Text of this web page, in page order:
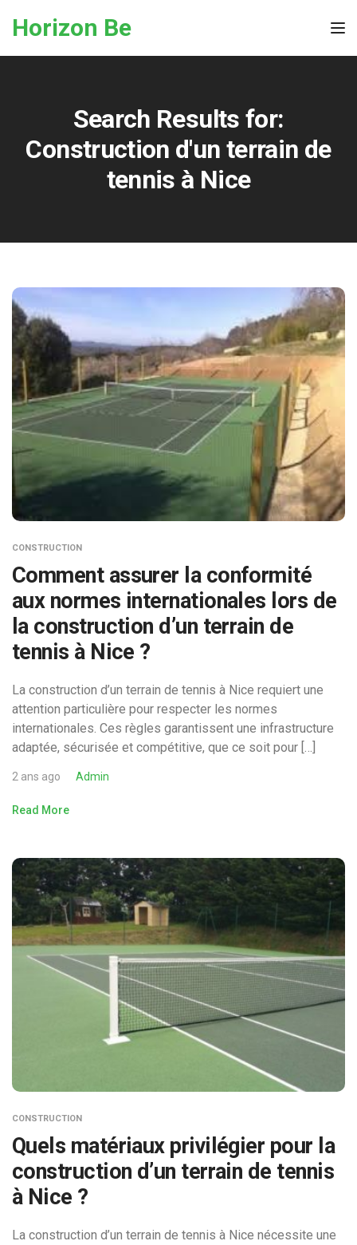
Horizon Be
Search Results for:
Construction d'un terrain de
tennis à Nice
CONSTRUCTION
Comment assurer la conformité
aux normes internationales lors de
la construction d’un terrain de
tennis à Nice ?
La construction d’un terrain de tennis à Nice requiert une
attention particulière pour respecter les normes
internationales. Ces règles garantissent une infrastructure
adaptée, sécurisée et compétitive, que ce soit pour […]
2 ans ago Admin
Read More
CONSTRUCTION
Quels matériaux privilégier pour la
construction d’un terrain de tennis
à Nice ?
La construction d’un terrain de tennis à Nice nécessite une